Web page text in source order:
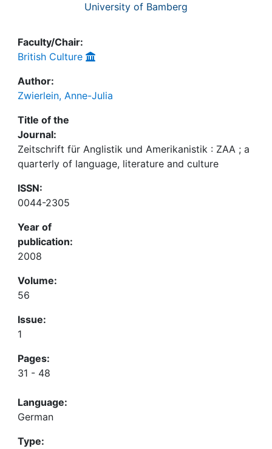
University of Bamberg
Faculty/Chair:
British Culture
Author:
Zwierlein, Anne-Julia
Title of the
Journal:
Zeitschrift für Anglistik und Amerikanistik : ZAA ; a
quarterly of language, literature and culture
ISSN:
0044-2305
Year of
publication:
2008
Volume:
56
Issue:
1
Pages:
31 - 48
Language:
German
Type: